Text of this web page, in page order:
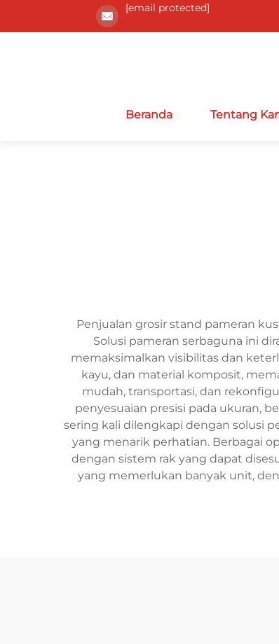
[email protected]
Beranda Tentang
Penjualan grosir stand pameran
Solusi pameran serbaguna ini
memaksimalkan visibilitas dan
kayu, dan material komposit,
mudah, transportasi, dan
penyesuaian presisi pada ukuran,
sering kali dilengkapi dengan solusi
yang menarik perhatian. Berbagai
dengan sistem rak yang dapat
yang memerlukan banyak unit,